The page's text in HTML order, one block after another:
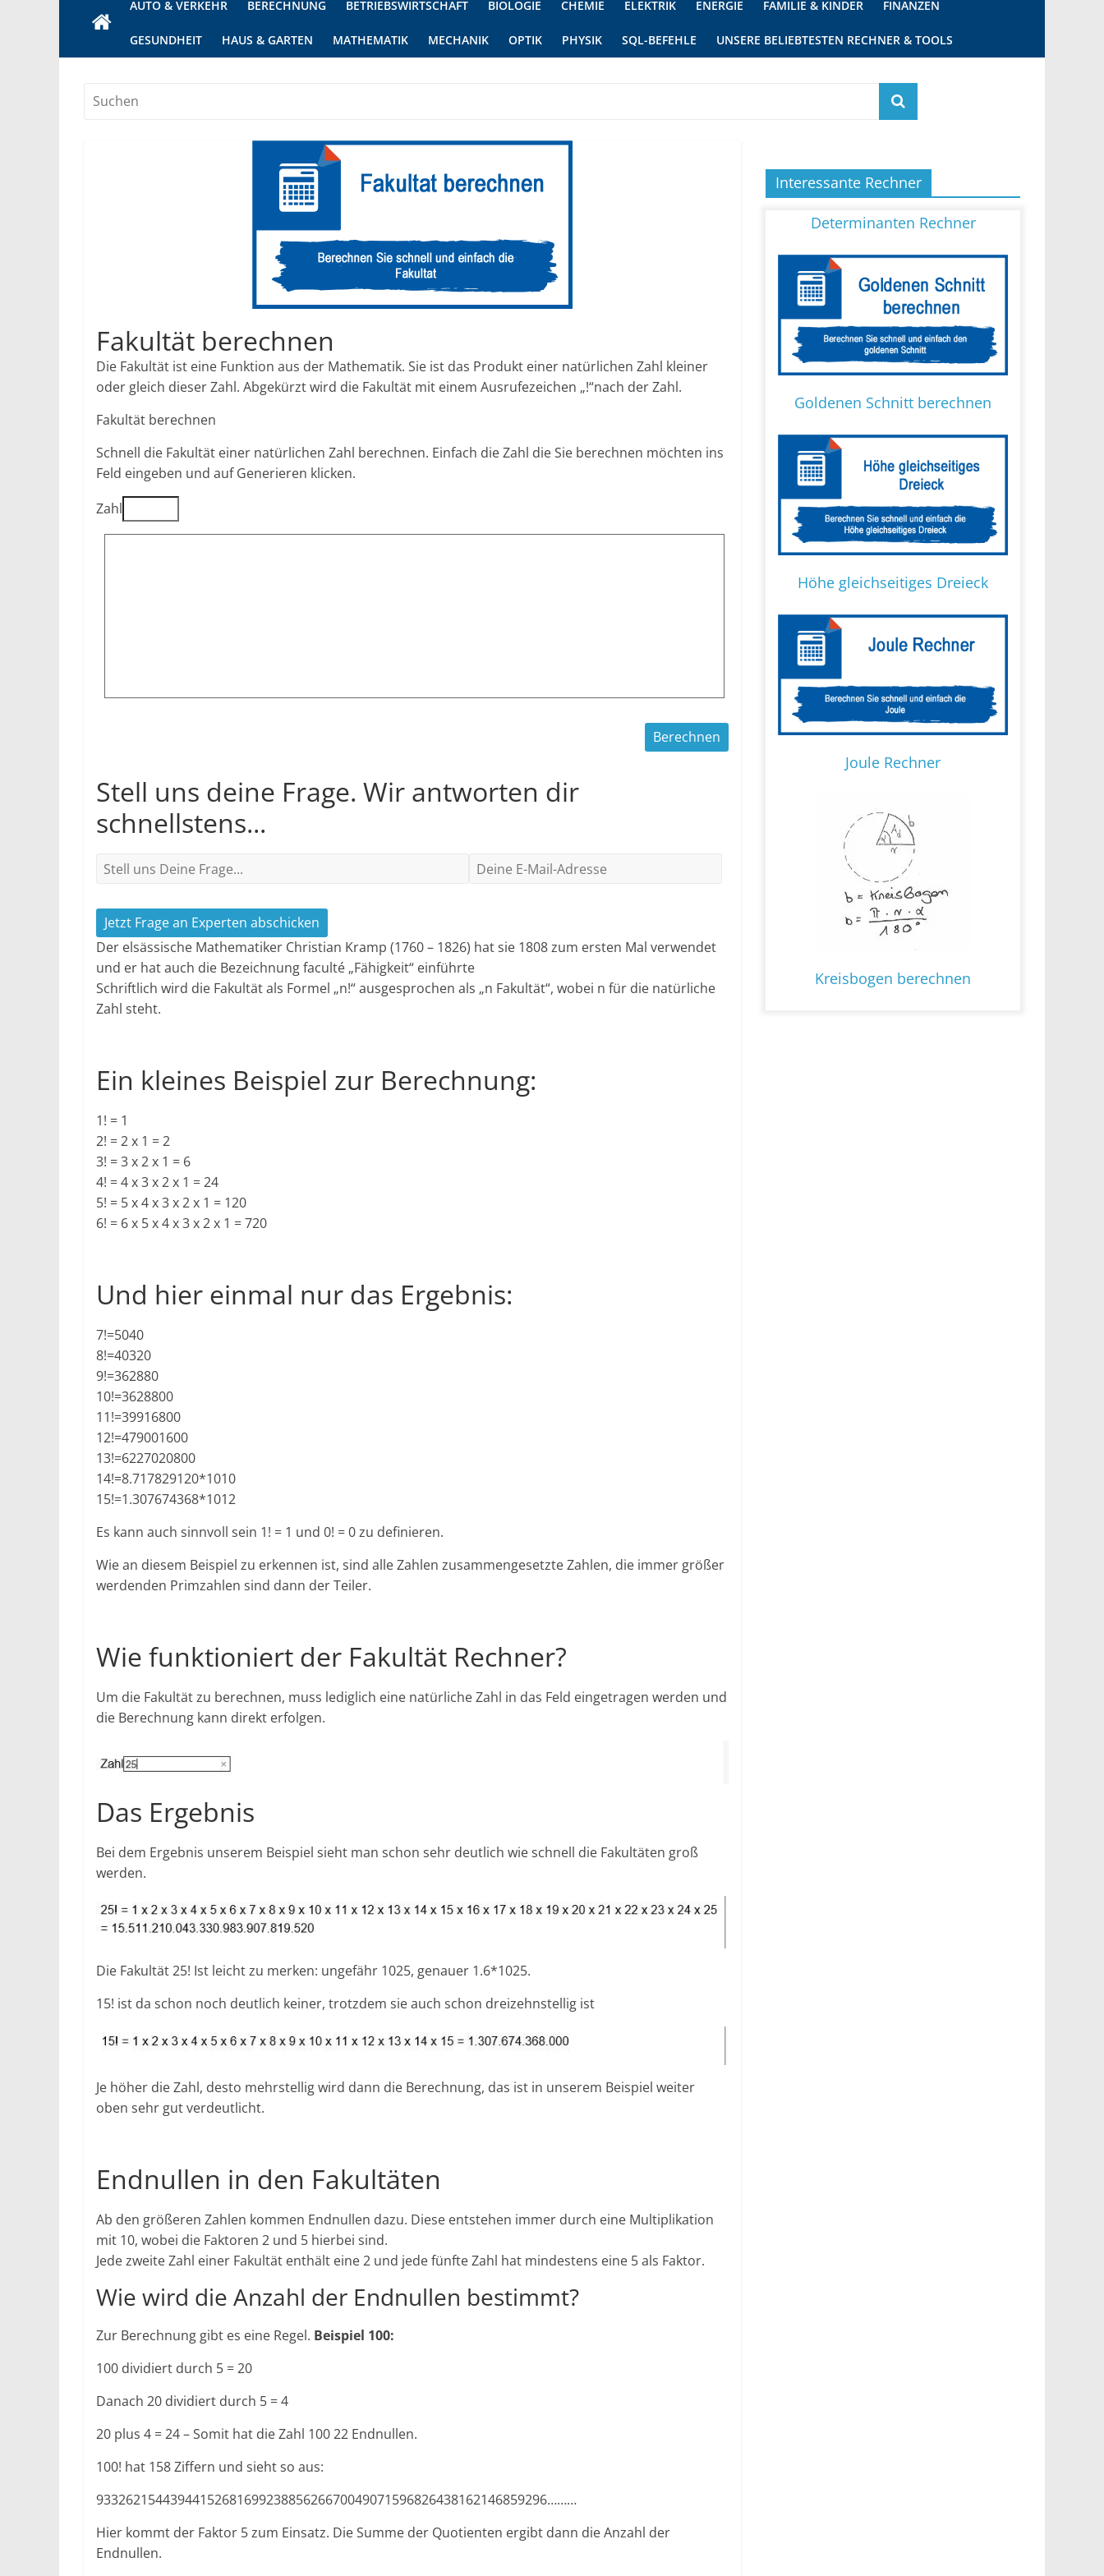
AUTO & VERKEHR BERECHNUNG BETRIEBSWIRTSCHAFT BIOLOGIE CHEMIE ELEKTRIK ENERGIE FAMILIE & KINDER FINANZEN
GESUNDHEIT HAUS & GARTEN MATHEMATIK MECHANIK OPTIK PHYSIK SQL-BEFEHLE UNSERE BELIEBTESTEN RECHNER & TOOLS
Fakultät berechnen
Die Fakultät ist eine Funktion aus der Mathematik. Sie ist das Produkt einer natürlichen Zahl kleiner
oder gleich dieser Zahl. Abgekürzt wird die Fakultät mit einem Ausrufezeichen „!“nach der Zahl.
Fakultät berechnen
Schnell die Fakultät einer natürlichen Zahl berechnen. Einfach die Zahl die Sie berechnen möchten ins
Feld eingeben und auf Generieren klicken.
Zahl
Stell uns deine Frage. Wir antworten dir
schnellstens...
Jetzt Frage an Experten abschicken
Der elsässische Mathematiker Christian Kramp (1760 – 1826) hat sie 1808 zum ersten Mal verwendet
und er hat auch die Bezeichnung faculté „Fähigkeit“ einführte
Schriftlich wird die Fakultät als Formel „n!“ ausgesprochen als „n Fakultät“, wobei n für die natürliche
Zahl steht.
Ein kleines Beispiel zur Berechnung:
1! = 1
2! = 2 x 1 = 2
3! = 3 x 2 x 1 = 6
4! = 4 x 3 x 2 x 1 = 24
5! = 5 x 4 x 3 x 2 x 1 = 120
6! = 6 x 5 x 4 x 3 x 2 x 1 = 720
Und hier einmal nur das Ergebnis:
7!=5040
8!=40320
9!=362880
10!=3628800
11!=39916800
12!=479001600
13!=6227020800
14!=8.717829120*1010
15!=1.307674368*1012
Es kann auch sinnvoll sein 1! = 1 und 0! = 0 zu definieren.
Wie an diesem Beispiel zu erkennen ist, sind alle Zahlen zusammengesetzte Zahlen, die immer größer
werdenden Primzahlen sind dann der Teiler.
Wie funktioniert der Fakultät Rechner?
Um die Fakultät zu berechnen, muss lediglich eine natürliche Zahl in das Feld eingetragen werden und
die Berechnung kann direkt erfolgen.
Das Ergebnis
Bei dem Ergebnis unserem Beispiel sieht man schon sehr deutlich wie schnell die Fakultäten groß
werden.
Die Fakultät 25! Ist leicht zu merken: ungefähr 1025, genauer 1.6*1025.
15! ist da schon noch deutlich keiner, trotzdem sie auch schon dreizehnstellig ist
Je höher die Zahl, desto mehrstellig wird dann die Berechnung, das ist in unserem Beispiel weiter
oben sehr gut verdeutlicht.
Endnullen in den Fakultäten
Ab den größeren Zahlen kommen Endnullen dazu. Diese entstehen immer durch eine Multiplikation
mit 10, wobei die Faktoren 2 und 5 hierbei sind.
Jede zweite Zahl einer Fakultät enthält eine 2 und jede fünfte Zahl hat mindestens eine 5 als Faktor.
Wie wird die Anzahl der Endnullen bestimmt?
Zur Berechnung gibt es eine Regel. Beispiel 100:
100 dividiert durch 5 = 20
Danach 20 dividiert durch 5 = 4
20 plus 4 = 24 – Somit hat die Zahl 100 22 Endnullen.
100! hat 158 Ziffern und sieht so aus:
9332621544394415268169923885626670049071596826438162146859296………
Hier kommt der Faktor 5 zum Einsatz. Die Summe der Quotienten ergibt dann die Anzahl der
Endnullen.
Interessante Rechner
Determinanten Rechner
Goldenen Schnitt berechnen
Höhe gleichseitiges Dreieck
Joule Rechner
Kreisbogen berechnen